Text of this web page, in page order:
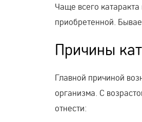
Чаще всего
приобретенной.
Причины
Главной причиной
организма. С
отнести: